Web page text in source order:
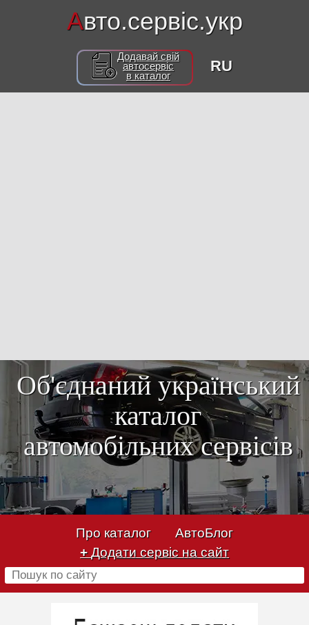
Авто.сервіс.укр
Додавай свій
автосервіс
в каталог
RU
Об'єднаний український
каталог
автомобільних сервісів
Про каталог
АвтоБлог
+ Додати сервіс на сайт